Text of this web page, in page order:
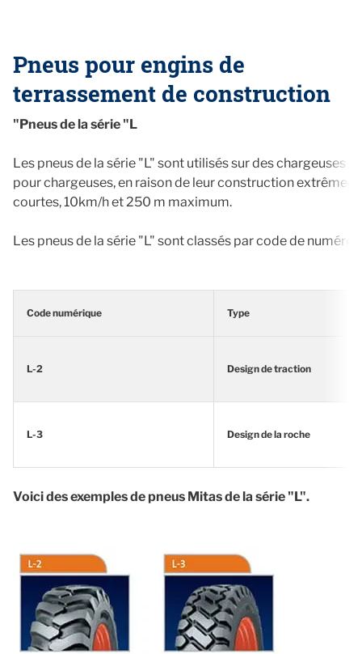
Pneus pour engins de
terrassement de construction
"Pneus de la série "L
Les pneus de la série "L" sont utilisés sur des chargeuses
pour chargeuses, en raison de leur construction
courtes, 10km/h et 250 m maximum.
Les pneus de la série "L" sont classés par code de
Code numérique Type
L-2 Design de traction
L-3 Design de la roche
Voici des exemples de pneus Mitas de la série "L".